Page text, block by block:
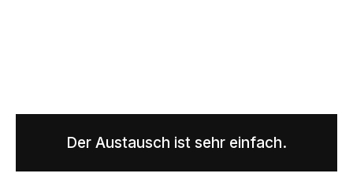
Der Austausch ist sehr einfach.